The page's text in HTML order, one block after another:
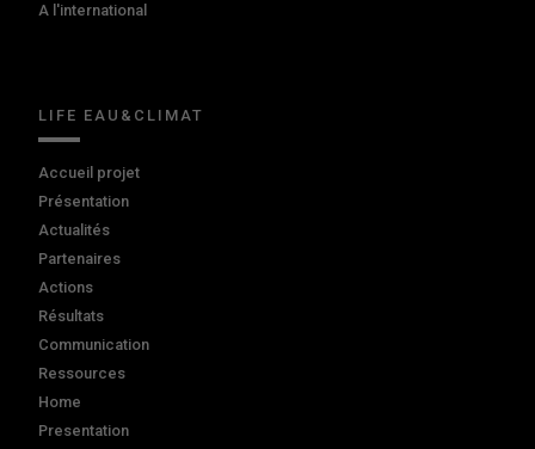
A l'international
LIFE EAU&CLIMAT
Accueil projet
Présentation
Actualités
Partenaires
Actions
Résultats
Communication
Ressources
Home
Presentation